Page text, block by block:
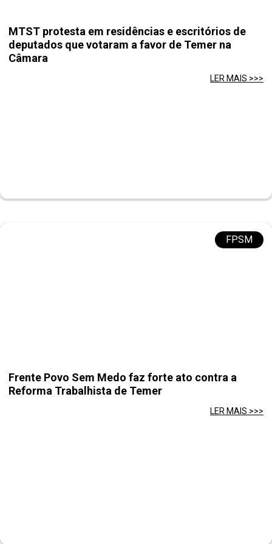
MTST protesta em residências e escritórios de
deputados que votaram a favor de Temer na
Câmara
LER MAIS >>>
FPSM
Frente Povo Sem Medo faz forte ato contra a
Reforma Trabalhista de Temer
LER MAIS >>>